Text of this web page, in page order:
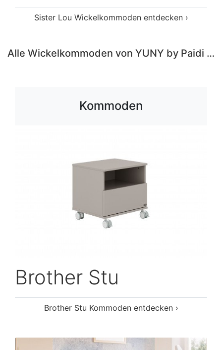
Sister Lou Wickelkommoden entdecken ›
Alle Wickelkommoden von YUNY by Paidi entdecken ›
Kommoden
Brother Stu
Brother Stu Kommoden entdecken ›